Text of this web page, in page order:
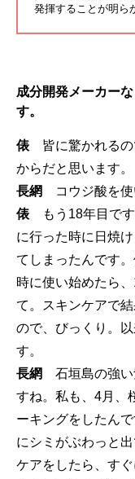
発揮することが明ら
成分開発メーカー
す。
俵 皆に驚かれるの
からだと思います。
長網
コウジ酸を使
俵 もう18年目で
に行った時に日焼
てしまったんです
時に使い始めたら
て。スキンケアで
ので、びっくり。
す。
長網
石垣島の強い
すね。私も、4月、
ーキングをしたん
にシミがぶわっと
ケアをしたら、す